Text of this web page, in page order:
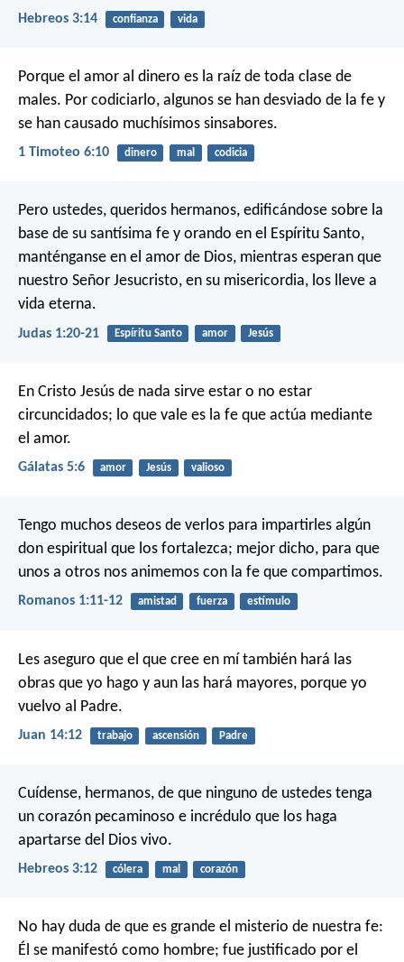
Hebreos 3:14 confianza vida
Porque el amor al dinero es la raíz de toda clase de
males. Por codiciarlo, algunos se han desviado de la fe y
se han causado muchísimos sinsabores.
1 Timoteo 6:10 dinero mal codicia
Pero ustedes, queridos hermanos, edificándose sobre la
base de su santísima fe y orando en el Espíritu Santo,
manténganse en el amor de Dios, mientras esperan que
nuestro Señor Jesucristo, en su misericordia, los lleve a
vida eterna.
Judas 1:20-21 Espíritu Santo amor Jesús
En Cristo Jesús de nada sirve estar o no estar
circuncidados; lo que vale es la fe que actúa mediante
el amor.
Gálatas 5:6 amor Jesús valioso
Tengo muchos deseos de verlos para impartirles algún
don espiritual que los fortalezca; mejor dicho, para que
unos a otros nos animemos con la fe que compartimos.
Romanos 1:11-12 amistad fuerza estímulo
Les aseguro que el que cree en mí también hará las
obras que yo hago y aun las hará mayores, porque yo
vuelvo al Padre.
Juan 14:12 trabajo ascensión Padre
Cuídense, hermanos, de que ninguno de ustedes tenga
un corazón pecaminoso e incrédulo que los haga
apartarse del Dios vivo.
Hebreos 3:12 cólera mal corazón
No hay duda de que es grande el misterio de nuestra fe:
Él se manifestó como hombre; fue justificado por el